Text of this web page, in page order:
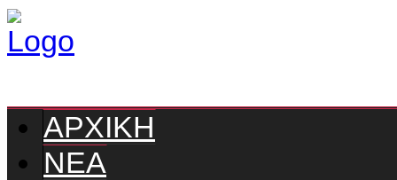
ΑΡΧΙΚΗ
ΝΕΑ